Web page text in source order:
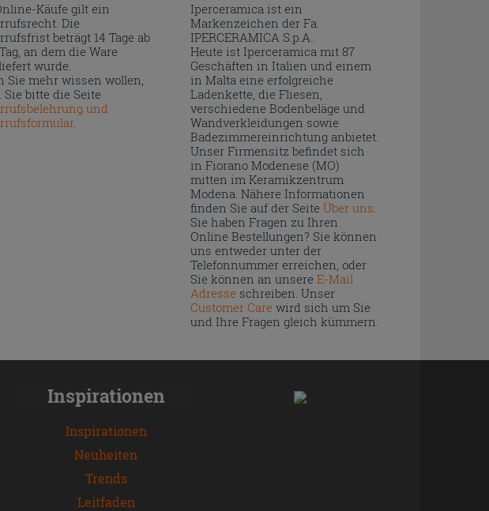
Käufe gilt ein
Die
beträgt 14 Tage ab
an dem die Ware
wurde.
Sie mehr wissen wollen,
Sie bitte die Seite
und
.
Iperceramica ist ein
Markenzeichen der Fa.
IPERCERAMICA S.p.A..
Heute ist Iperceramica mit 87
Geschäften in Italien und einem
in Malta eine erfolgreiche
Ladenkette, die Fliesen,
verschiedene Bodenbeläge und
Wandverkleidungen sowie
Badezimmereinrichtung anbietet.
Unser Firmensitz befindet sich
in Fiorano Modenese (MO)
mitten im Keramikzentrum
Modena. Nähere Informationen
finden Sie auf der Seite Über uns.
Sie haben Fragen zu Ihren
Online Bestellungen? Sie können
uns entweder unter der
Telefonnummer erreichen, oder
Sie können an unsere E-Mail
Adresseschreiben. Unser
Customer Carewird sich um Sie
und Ihre Fragen gleich kümmern.
Inspirationen
Inspirationen
Neuheiten
Trends
Leitfaden